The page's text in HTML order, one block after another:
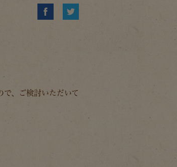
で、ご検討いただいて